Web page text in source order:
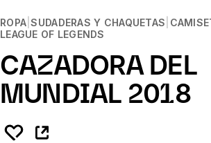
ROPA SUDADERAS Y CHAQUETAS
LEAGUE OF LEGENDS
CAZADORA DEL
MUNDIAL 2018